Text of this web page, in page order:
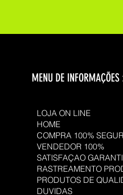
MENU DE INFORMAÇÕES
LOJA ON LINE
HOME
COMPRA 100%
VENDEDOR 100%
SATISFAÇAO
RASTREAMENTO
PRODUTOS DE
DUVIDAS